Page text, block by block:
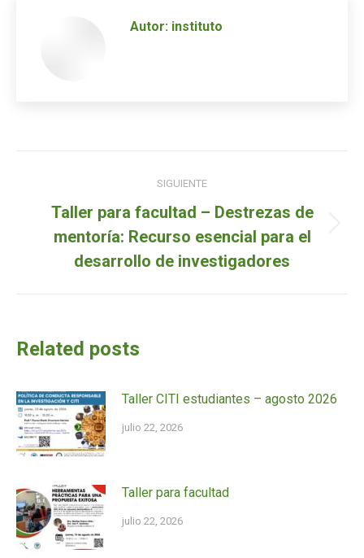
Autor: instituto
entradas
SIGUIENTE
Siguiente
entrada:
Taller para facultad – Destrezas de
mentoría: Recurso esencial para el
desarrollo de investigadores
Related posts
Taller CITI estudiantes – agosto 2026
julio 22, 2026
Taller para facultad
julio 22, 2026